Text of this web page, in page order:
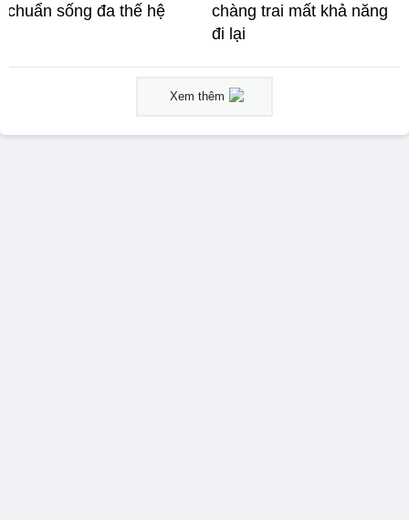
chuẩn sống đa thế hệ
chàng trai mất khả năng
đi lại
Xem thêm